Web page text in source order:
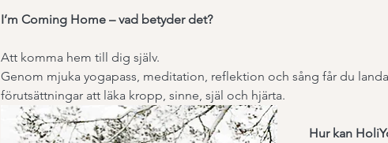
I’m Coming Home – vad betyder det?
Att komma hem till dig själv.
Genom mjuka yogapass, meditation, reflektion och sång får du
förutsättningar att läka kropp, sinne, själ och hjärta.
Hur kan